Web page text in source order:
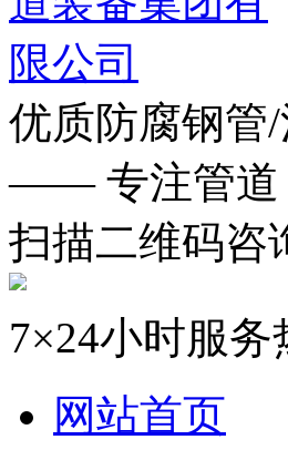
优质防腐钢管
—— 专注管
扫描二维码咨
7×24小时服务
网站首页